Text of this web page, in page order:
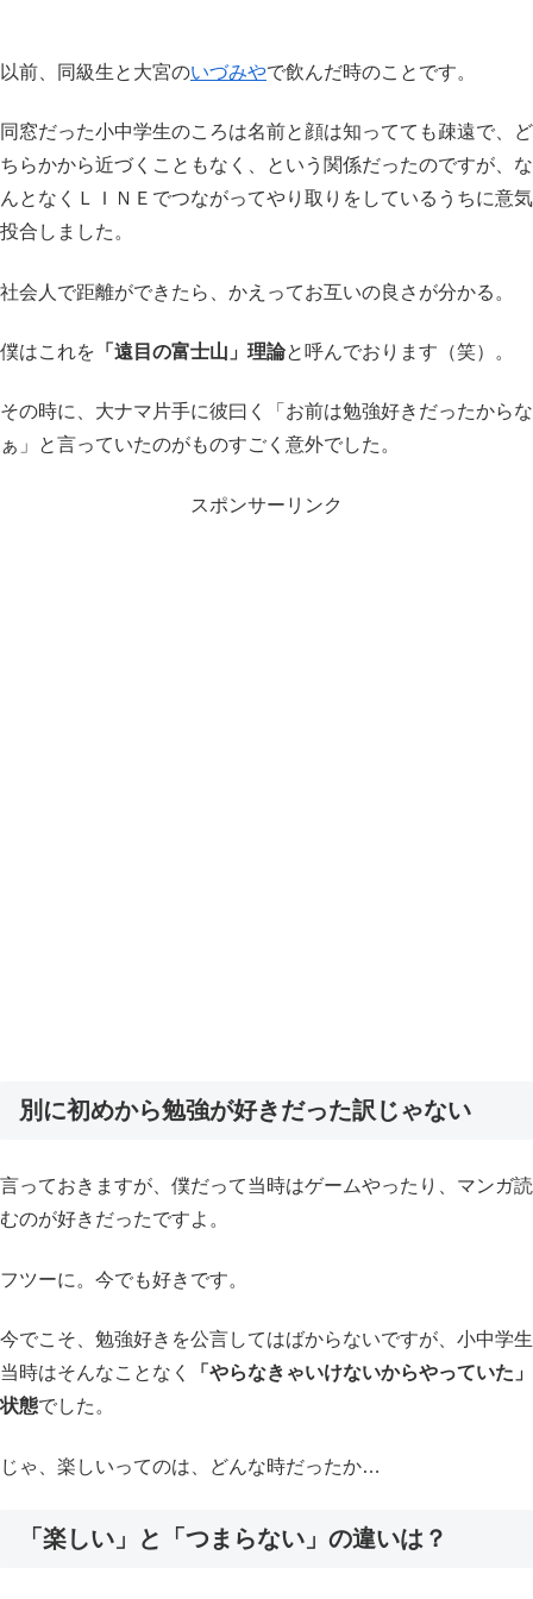
以前、同級生と大宮のいづみやで飲んだ時のことです。
同窓だった小中学生のころは名前と顔は知ってても疎遠で、ど
ちらかから近づくこともなく、という関係だったのですが、な
んとなくＬＩＮＥでつながってやり取りをしているうちに意気
投合しました。
社会人で距離ができたら、かえってお互いの良さが分かる。
僕はこれを 「遠目の富士山」理論と呼んでおります（笑）。
その時に、大ナマ片手に彼曰く「お前は勉強好きだったからな
ぁ」と言っていたのがものすごく意外でした。
スポンサーリンク
別に初めから勉強が好きだった訳じゃない
言っておきますが、僕だって当時はゲームやったり、マンガ読
むのが好きだったですよ。
フツーに。今でも好きです。
今でこそ、勉強好きを公言してはばからないですが、小中学生
当時はそんなことなく
「やらなきゃいけないからやっていた」
状態でした。
じゃ、楽しいってのは、どんな時だったか…
「楽しい」と「つまらない」の違いは？